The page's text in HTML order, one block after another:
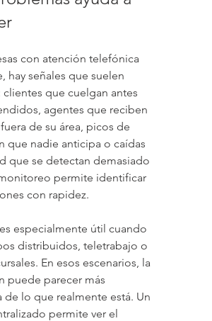
con atención telefónica
hay señales que suelen
clientes que cuelgan antes
agentes que reciben
de su área, picos de
que nadie anticipa o caídas
que se detectan demasiado
permite identificar
con rapidez.
especialmente útil cuando
distribuidos, teletrabajo o
En esos escenarios, la
puede parecer más
de lo que realmente está. Un
permite ver el